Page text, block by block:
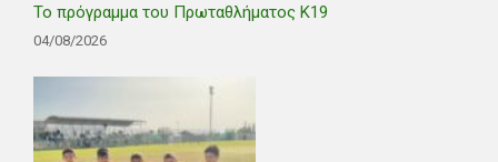
Το πρόγραμμα του Πρωταθλήματος Κ19
04/08/2026